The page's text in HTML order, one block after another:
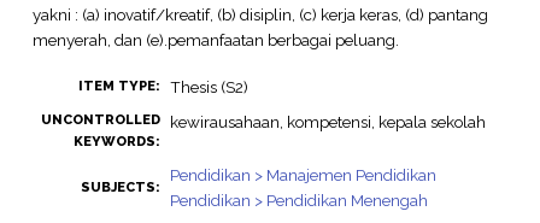
yakni : (a) inovatif/kreatif, (b) disiplin, (c) kerja keras, (d) pantang
menyerah, dan (e).pemanfaatan berbagai peluang.
ITEM TYPE: Thesis (S2)
UNCONTROLLED
KEYWORDS:
kewirausahaan, kompetensi, kepala sekolah
SUBJECTS:
Pendidikan > Manajemen Pendidikan
Pendidikan > Pendidikan Menengah